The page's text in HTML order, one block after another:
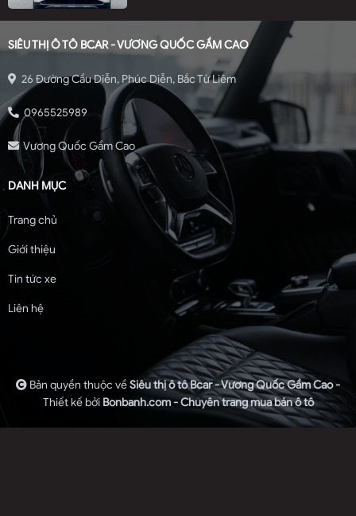
SIÊU THỊ Ô TÔ BCAR - VƯƠNG QUỐC GẦM CAO
26 Đường Cầu Diễn, Phúc Diễn, Bắc Từ Liêm
0965525989
Vương Quốc Gầm Cao
DANH MỤC
Trang chủ
Giới thiệu
Tin tức xe
Liên hệ
Bản quyền thuộc vềSiêu thị ô tô Bcar - Vương Quốc Gầm Cao -
Thiết kế bởi Bonbanh.com - Chuyên trang mua bán ô tô